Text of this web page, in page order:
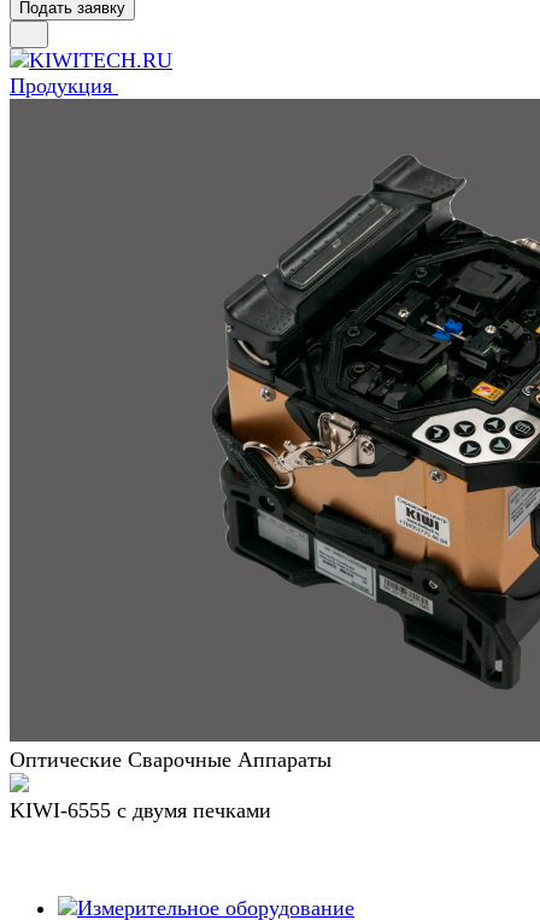
Подать заявку
Продукция
Оптические Сварочные Аппараты
KIWI-6555 c двумя печками